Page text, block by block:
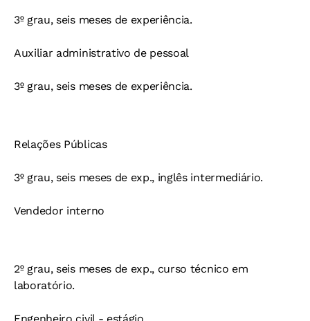
3º grau, seis meses de experiência.
Auxiliar administrativo de pessoal
3º grau, seis meses de experiência.
Relações Públicas
3º grau, seis meses de exp., inglês intermediário.
Vendedor interno
2º grau, seis meses de exp., curso técnico em
laboratório.